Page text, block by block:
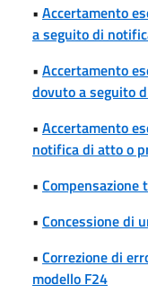
• Accertamento
a seguito di
• Accertamento
dovuto a seguito
• Accertamento
notifica di atto o
•
• Concessione di
• Correzione di
modello F24